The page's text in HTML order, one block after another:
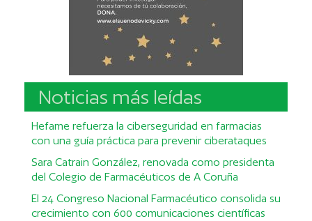
Noticias más leídas
Hefame refuerza la ciberseguridad en farmacias
con una guía práctica para prevenir ciberataques
Sara Catrain González, renovada como presidenta
del Colegio de Farmacéuticos de A Coruña
El 24 Congreso Nacional Farmacéutico consolida su
crecimiento con 600 comunicaciones científicas